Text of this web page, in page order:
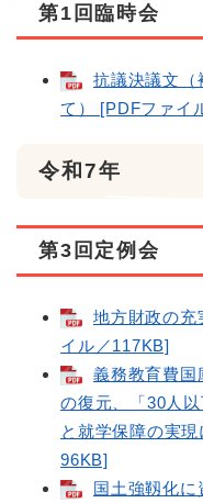
第1回臨時会
抗議決議文（
て） [PDFファイ
令和7年
第3回定例会
地方財政の充
イル／117KB]
義務教育費国
の復元、「30人
と就学保障の実
96KB]
国土強靱化に